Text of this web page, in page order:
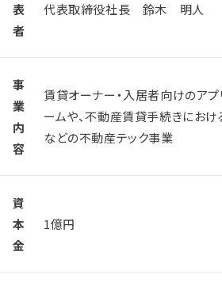
表
者
代表取締役社長 鈴木 明人
事
業
内
容
賃貸オーナー・入居者向けのアプ
ームや、不動産賃貸手続きにお
などの不動産テック事業
資
本
金
1億円